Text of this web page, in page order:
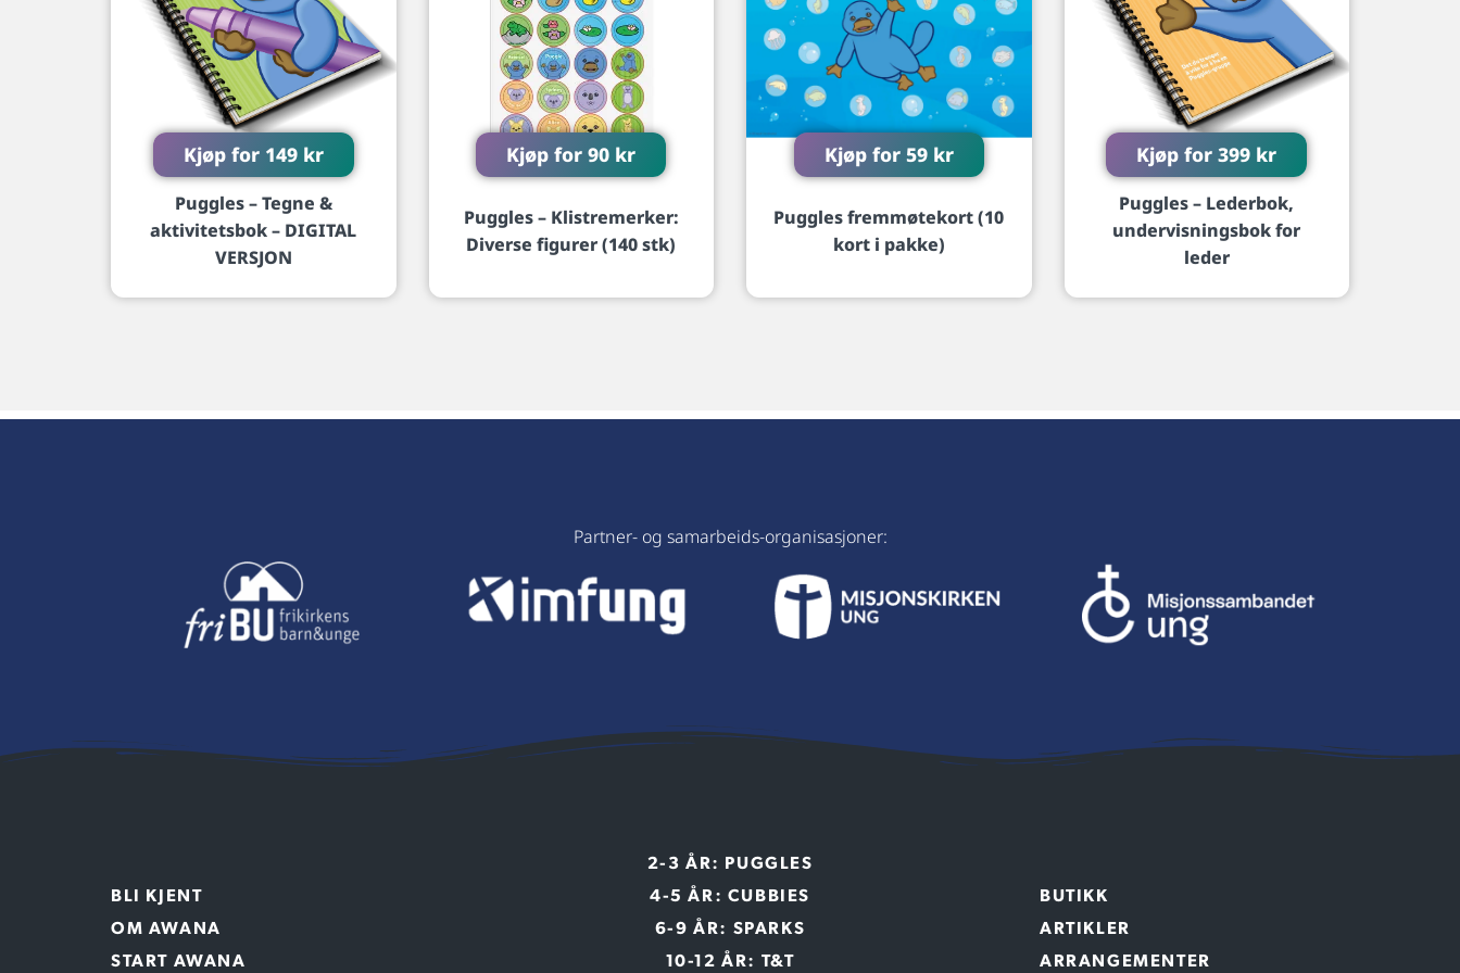
Kjøp for 149 kr
Puggles – Tegne &
aktivitetsbok – DIGITAL
VERSJON
Kjøp for90 kr
Puggles – Klistremerker:
Diverse figurer (140 stk)
Kjøp for 59 kr
Puggles fremmøtekort (10
kort i pakke)
Kjøp for399 kr
Puggles – Lederbok,
undervisningsbok for
leder
Partner- og samarbeids-organisasjoner:
BLI KJENT
OM AWANA
START AWANA
2-3 ÅR: PUGGLES
4-5 ÅR: CUBBIES
6-9 ÅR: SPARKS
10-12 ÅR: T&T
BUTIKK
ARTIKLER
ARRANGEMENTER